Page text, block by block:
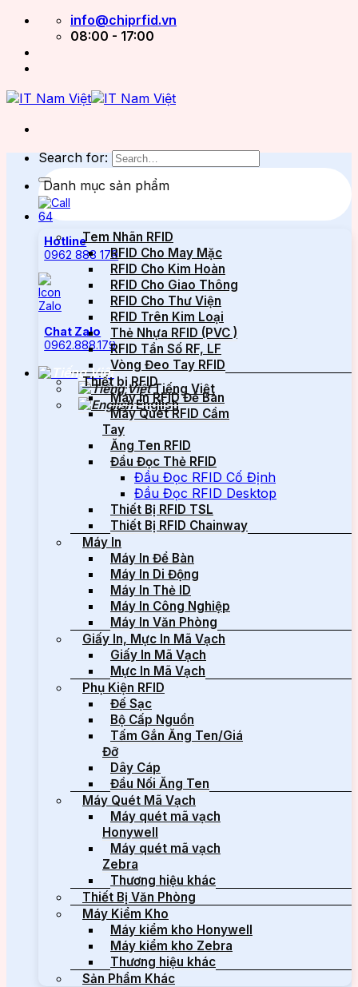
info@chiprfid.vn
08:00 - 17:00
Search for:
Hotline
0962 888 179
Chat Zalo
0962.888.179
Tiếng Việt
English
Danh mục sản phẩm
Tem Nhãn RFID
RFID Cho May Mặc
RFID Cho Kim Hoàn
RFID Cho Giao Thông
RFID Cho Thư Viện
RFID Trên Kim Loại
Thẻ Nhựa RFID (PVC )
RFID Tần Số RF, LF
Vòng Đeo Tay RFID
Thiết bị RFID
Máy In RFID Để Bàn
Máy Quét RFID Cầm
Tay
Ăng Ten RFID
Đầu Đọc Thẻ RFID
Đầu Đọc RFID Cố Định
Đầu Đọc RFID Desktop
Thiết Bị RFID TSL
Thiết Bị RFID Chainway
Máy In
Máy In Để Bàn
Máy In Di Động
Máy In Thẻ ID
Máy In Công Nghiệp
Máy In Văn Phòng
Giấy In, Mực In Mã Vạch
Giấy In Mã Vạch
Mực In Mã Vạch
Phụ Kiện RFID
Đế Sạc
Bộ Cấp Nguồn
Tấm Gắn Ăng Ten/Giá
Đỡ
Dây Cáp
Đầu Nối Ăng Ten
Máy Quét Mã Vạch
Máy quét mã vạch
Honywell
Máy quét mã vạch
Zebra
Thương hiệu khác
Thiết Bị Văn Phòng
Máy Kiểm Kho
Máy kiểm kho Honywell
Máy kiểm kho Zebra
Thương hiệu khác
Sản Phẩm Khác